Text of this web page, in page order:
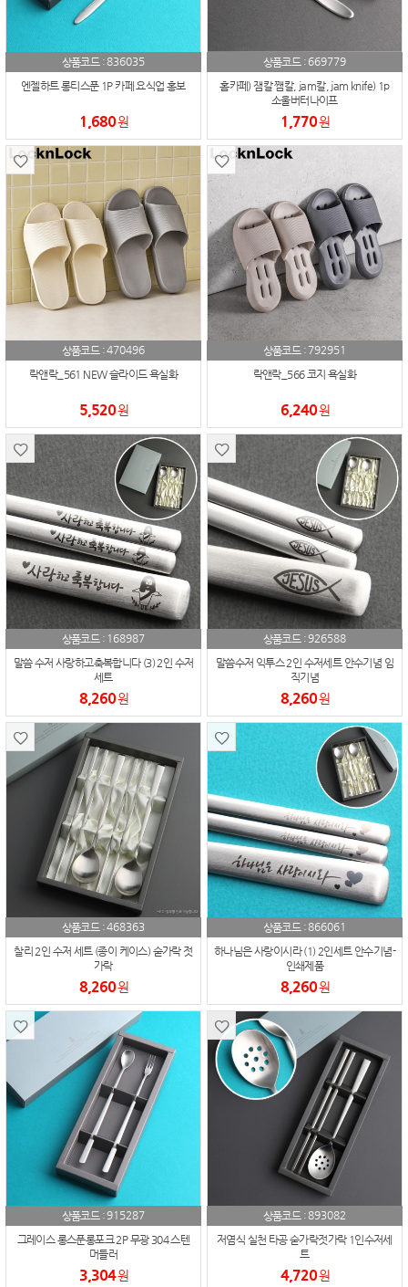
상품코드 :836035
엔젤하트 롱티스푼 1P 카페 요식업 홍보
1,680원
상품코드 : 669779
홈카페) 잼칼 쨈칼, jam칼, jam knife) 1p
소울버터나이프
1,770원
상품코드 :470496
락앤락_561 NEW 슬라이드 욕실화
5,520원
상품코드 : 792951
락앤락_566 코지 욕실화
6,240원
상품코드 : 168987
말씀 수저 사랑하고축복합니다 (3) 2인 수저
세트
8,260원
상품코드 :926588
말씀수저 익투스 2인 수저세트 안수기념 임
직기념
8,260원
상품코드 :468363
찰리 2인 수저 세트 (종이 케이스) 숟가락 젓
가락
8,260원
상품코드 :866061
하나님은 사랑이시라 (1) 2인세트 안수기념-
인쇄제품
8,260원
상품코드 :915287
그레이스 롱스푼롱포크 2P 무광 304 스텐
머들러
3,304원
상품코드 :893082
저염식 실천 타공 숟가락젓가락 1인수저세
트
4,720원